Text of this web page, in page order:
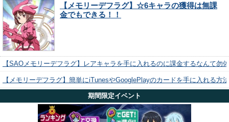
【メモリーデフラグ】☆6キャラの獲得は無課
金でもできる！！
【SAOメモリーデフラグ】レアキャラを手に入れるのに課金するなんて勿
【メモリーデフラグ】簡単にiTunesやGooglePlayのカードを手に入れる方
期間限定イベント